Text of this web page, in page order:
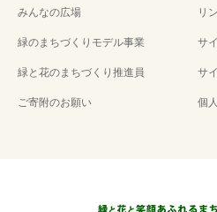
みんなの広場
緑のまちづくりモデル事業
緑と花のまちづくり推進員
ご寄附のお願い
リ
サ
サ
個